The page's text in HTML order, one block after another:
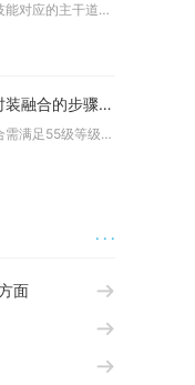
优先以解锁秘传技能对应的主干道为核心通行路线，绕开高遇敌率长...
合的步骤是什么
蜀门手游时装融合需满足55级等级要求，在乾坤袋界面操作，核心...
· · ·
面